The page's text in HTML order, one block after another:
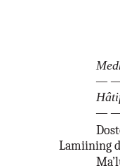
—
—
Lamiining